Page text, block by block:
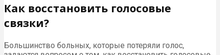
Как восстановить голосовые
связки?
Большинство больных, которые потеряли голос,